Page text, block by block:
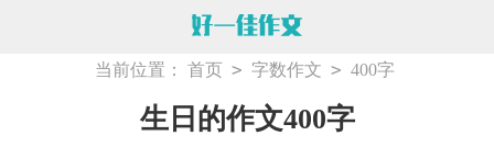
当前位置： 首页 > 字数作文 > 400字
生日的作文400字